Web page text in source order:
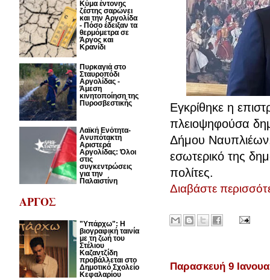
Εγκρίθηκε η
πλειοψηφούσα
Δήμου
εσωτερικό της
πολίτες.
Διαβάστε
Παρασκευή 9
Κύμα έντονης
ζέστης σαρώνει
και την Αργολίδα
- Πόσο έδειξαν τα
θερμόμετρα σε
Άργος και
Κρανίδι
Πυρκαγιά στο
Σταυροπόδι
Αργολίδας -
Άμεση
κινητοποίηση της
Πυροσβεστικής
Λαϊκή Ενότητα-
Ανυπότακτη
Αριστερά
Αργολίδας: Όλοι
στις
συγκεντρώσεις
για την
Παλαιστίνη
ΑΡΓΟΣ
"Υπάρχω": Η
βιογραφική ταινία
με τη ζωή του
Στέλιου
Καζαντζίδη
προβάλλεται στο
Δημοτικό Σχολείο
Κεφαλαρίου